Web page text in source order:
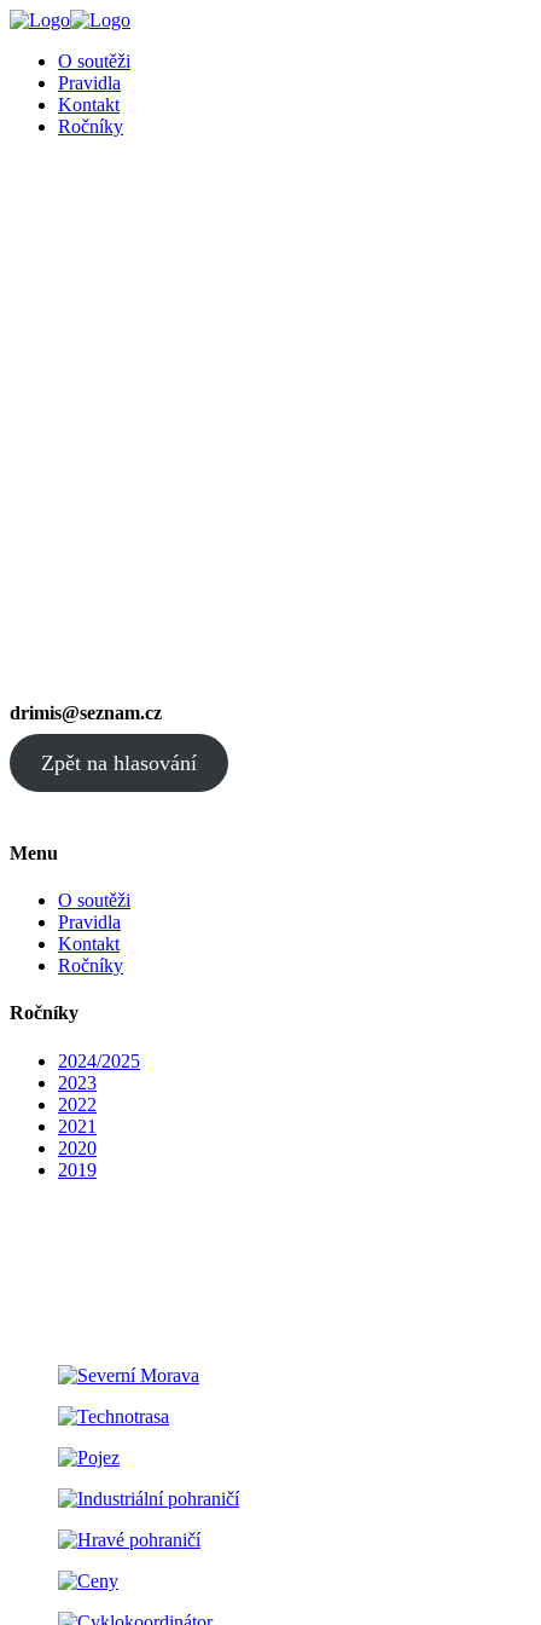
O soutěži
Pravidla
Kontakt
Ročníky
drimis@seznam.cz
Zpět na hlasování
Menu
O soutěži
Pravidla
Kontakt
Ročníky
Ročníky
2024/2025
2023
2022
2021
2020
2019